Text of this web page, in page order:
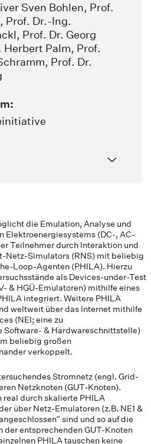
Sven Bohlen, Prof.
, Prof. Dr.-Ing.
, Prof. Dr. Georg
Herbert Palm, Prof.
, Prof. Dr.
die Emulation, Analyse und
Elektroenergiesystems (DC-, AC-
Teilnehmer durch Interaktion und
Netz-Simulators (RNS) mit beliebig
Loop-Agenten (PHILA). Hierzu
als Devices-under-Test
& HGÜ-Emulatoren) mithilfe eines
integriert. Weitere PHILA
weltweit über das Internet mithilfe
(NEI; eine zu
& Hardwareschnittstelle)
beliebig großen
verkoppelt.
Stromnetz (engl. Grid-
Netzknoten (GUT-Knoten).
real durch skalierte PHILA
über Netz-Emulatoren (z.B. NE1 &
sind und so auf die
entsprechenden GUT-Knoten
PHILA tauschen keine